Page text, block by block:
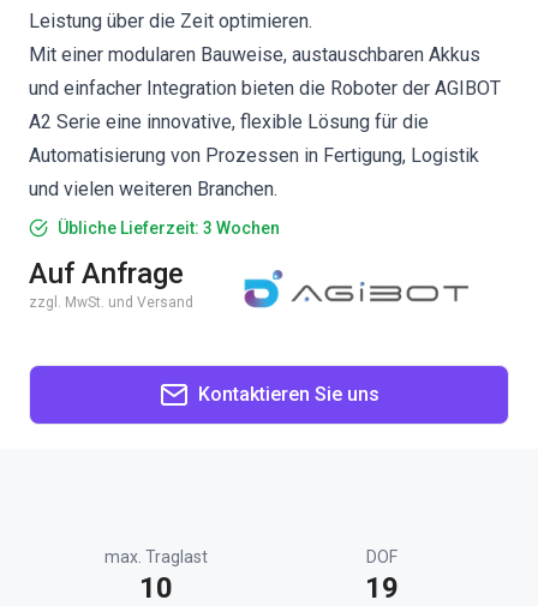
Leistung über die Zeit optimieren.
Mit einer modularen Bauweise, austauschbaren Akkus
und einfacher Integration bieten die Roboter der AGIBOT
A2 Serie eine innovative, flexible Lösung für die
Automatisierung von Prozessen in Fertigung, Logistik
und vielen weiteren Branchen.
Übliche Lieferzeit: 3 Wochen
Auf Anfrage
zzgl. MwSt. und Versand
Kontaktieren Sie uns
max. Traglast
10
DOF
19